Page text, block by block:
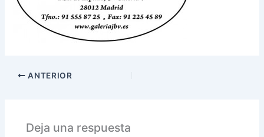
ANTERIOR
Deja una respuesta